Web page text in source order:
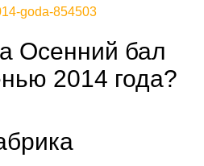
goda-854503
Осенний бал
2014 года?